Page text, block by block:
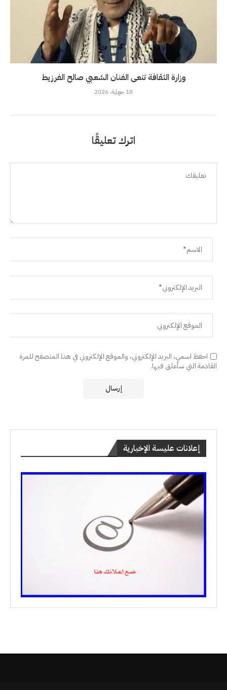
وزارة الثقافة تنعى الفنان الشعبي صالح الفرزيط
18 جويلية، 2026
اترك تعليقًا
احفظ اسمي، البريد الإلكتروني، والموقع الإلكتروني في هذا المتصفح للمرة
القادمة التي سأعلق فيها.
إعلانات عليسة الإخبارية